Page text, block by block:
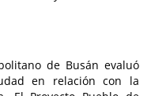
de Busán evaluó
en relación con la